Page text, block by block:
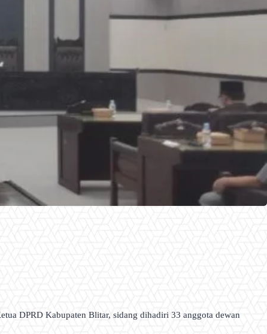
DPRD Kabupaten Blitar, sidang dihadiri 33 anggota dewan